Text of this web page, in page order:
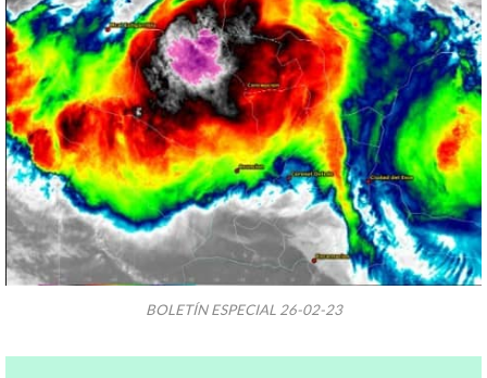
BOLETÍN ESPECIAL 26-02-23